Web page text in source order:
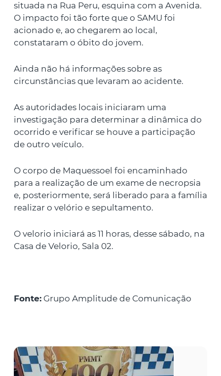
situada na Rua Peru, esquina com a Avenida.
O impacto foi tão forte que o SAMU foi
acionado e, ao chegarem ao local,
constataram o óbito do jovem.
Ainda não há informações sobre as
circunstâncias que levaram ao acidente.
As autoridades locais iniciaram uma
investigação para determinar a dinâmica do
ocorrido e verificar se houve a participação
de outro veículo.
O corpo de Maquessoel foi encaminhado
para a realização de um exame de necropsia
e, posteriormente, será liberado para a família
realizar o velório e sepultamento.
O velorio iniciará as 11 horas, desse sábado, na
Casa de Velorio, Sala 02.
Fonte: Grupo Amplitude de Comunicação